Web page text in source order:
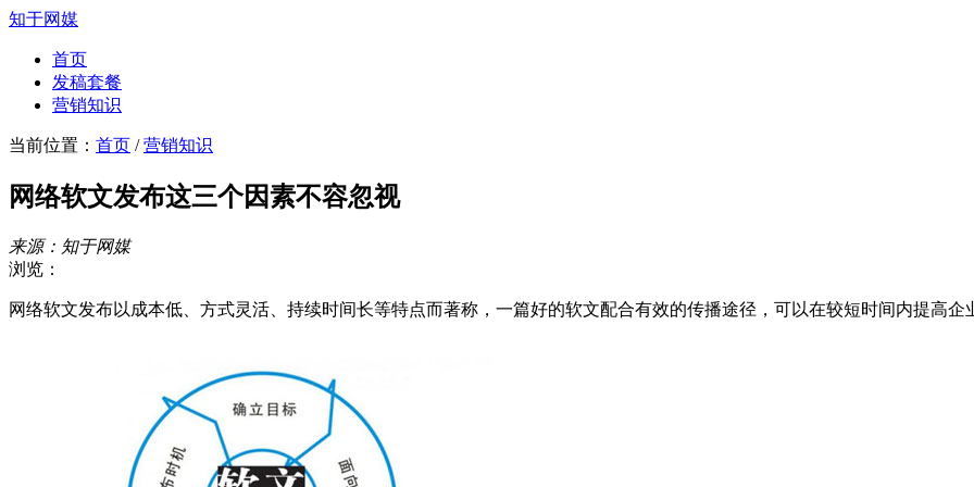
知于网媒
首页
发稿套餐
营销知识
当前位置： 首页 /营销知识
网络软文发布这三个因素不容忽视
来源：知于网媒
浏览：
网络软文发布以成本低、方式灵活、持续时间长等特点而著称，一篇好的软文配合有效的传播途径，可以在较短时间内提高企